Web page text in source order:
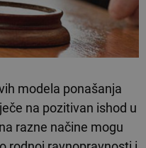
modela ponašanja
na pozitivan ishod u
razne načine mogu